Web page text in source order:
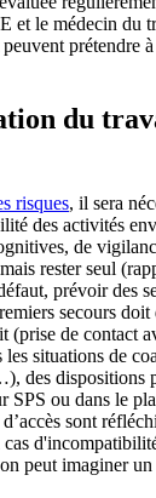
et le médecin du
prétendre
du
risques, il sera
des activités
de
rester seul
prévoir des
secours
(prise de contact
situations de
des dispositions
SPS ou dans le
sont
peut imaginer